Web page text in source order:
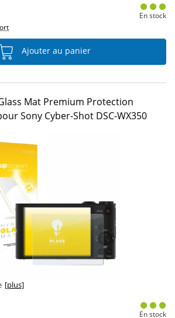
En stock
Ajouter au panier
Mat Premium Protection
Sony Cyber-Shot DSC-WX350
[plus]
En stock